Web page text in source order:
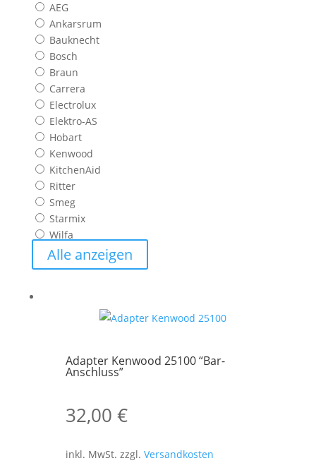
AEG
Ankarsrum
Bauknecht
Bosch
Braun
Carrera
Electrolux
Elektro-AS
Hobart
Kenwood
KitchenAid
Ritter
Smeg
Starmix
Wilfa
Alle anzeigen
Adapter Kenwood 25100 “Bar-
Anschluss”
32,00€
inkl. MwSt. zzgl.Versandkosten